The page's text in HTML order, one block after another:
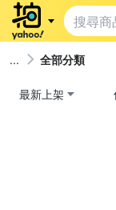
全部分類
最新上架